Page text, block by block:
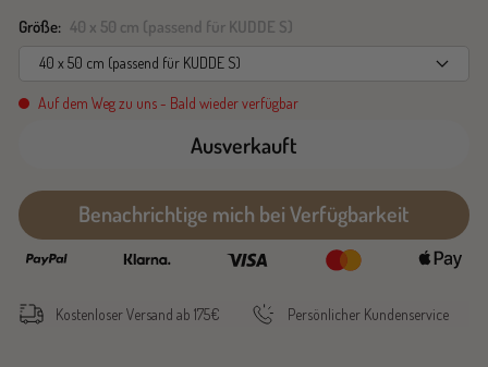
Größe: 40 x 50 cm (passend für KUDDE S)
40 x 50 cm (passend für KUDDE S)
Auf dem Weg zu uns - Bald wieder verfügbar
Ausverkauft
Benachrichtige mich bei Verfügbarkeit
Kostenloser Versand ab 175€ Persönlicher Kundenservice